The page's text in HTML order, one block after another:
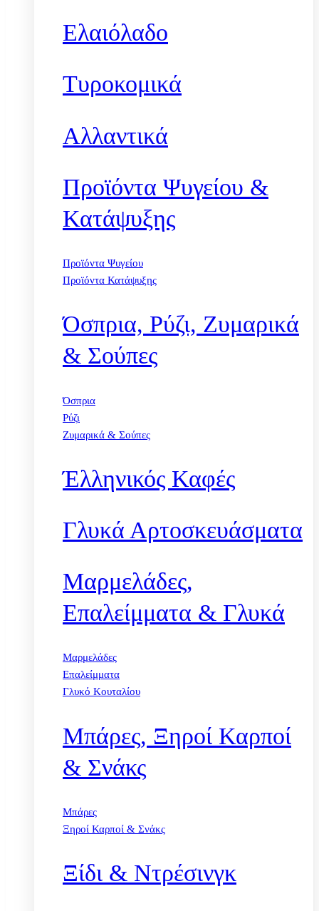
Ελαιόλαδο
Τυροκομικά
Αλλαντικά
Προϊόντα Ψυγείου &
Κατάψυξης
Προϊόντα Ψυγείου
Προϊόντα Κατάψυξης
Όσπρια, Ρύζι, Ζυμαρικά
& Σούπες
Όσπρια
Ρύζι
Ζυμαρικά & Σούπες
Έλληνικός Καφές
Γλυκά Αρτοσκευάσματα
Μαρμελάδες,
Επαλείμματα & Γλυκά
Μαρμελάδες
Επαλείμματα
Γλυκό Κουταλίου
Μπάρες, Ξηροί Καρποί
& Σνάκς
Μπάρες
Ξηροί Καρποί & Σνάκς
Ξίδι & Ντρέσινγκ